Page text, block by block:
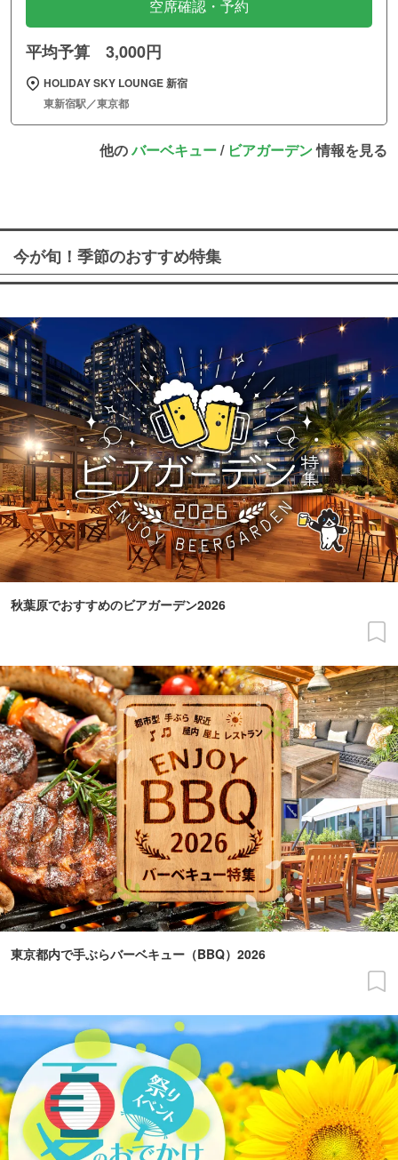
空席確認・予約
平均予算 3,000円
HOLIDAY SKY LOUNGE 新宿
東新宿駅／東京都
他のバーベキュー/ ビアガーデン情報を見る
今が旬！季節のおすすめ特集
秋葉原でおすすめのビアガーデン2026
東京都内で手ぶらバーベキュー（BBQ）2026